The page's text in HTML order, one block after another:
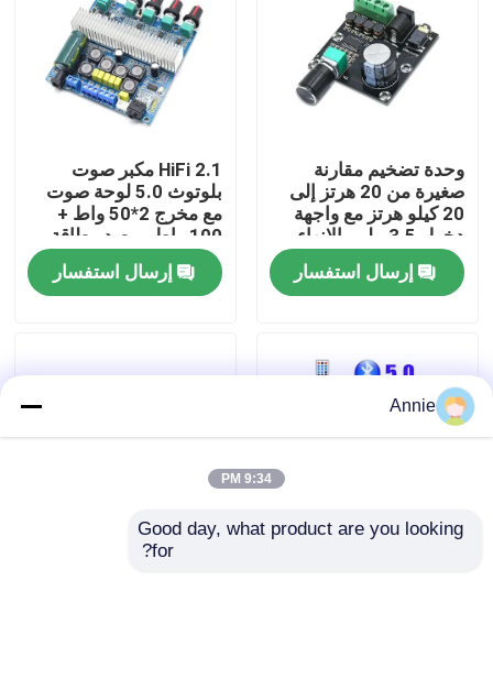
الصفحة الرئيسية
معلومات عنا
جولة في المصنع
اتصل بنا
القضايا
وحدة تضخيم مقارنة
صغيرة من 20 هرتز إلى
20 كيلو هرتز مع واجهة
دخول 3.5 ملم والإنهاء
الفضي
إرسال استفسار
2.1 HiFi مكبر صوت
بلوتوث 5.0 لوحة صوت
مع مخرج 2*50 واط +
100 واط ومصدر طاقة
DC12 ~ 24 فولت
إرسال استفسار
LDZS 5.1 قناة مكبر
Annie
9:34 PM
Good day, what product are you looking
for?